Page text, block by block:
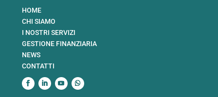
HOME
CHI SIAMO
I NOSTRI SERVIZI
GESTIONE FINANZIARIA
NEWS
CONTATTI